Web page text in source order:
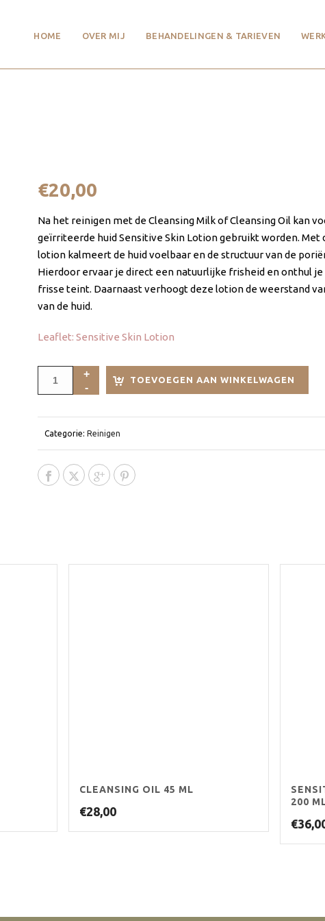
HOME OVER MIJ BEHANDELINGEN & TARIEVEN
€20,00
Na het reinigen met de Cleansing Milk of Cleansing Oil kan
geïrriteerde huid Sensitive Skin Lotion gebruikt worden.
lotion kalmeert de huid voelbaar en de structuur van de
Hierdoor ervaar je direct een natuurlijke frisheid en onthul
frisse teint. Daarnaast verhoogt deze lotion de weerstand
van de huid.
Leaflet: Sensitive Skin Lotion
TOEVOEGEN AAN WINKELWAGEN
Categorie:Reinigen
CLEANSING OIL 45 ML
€28,00
200
€